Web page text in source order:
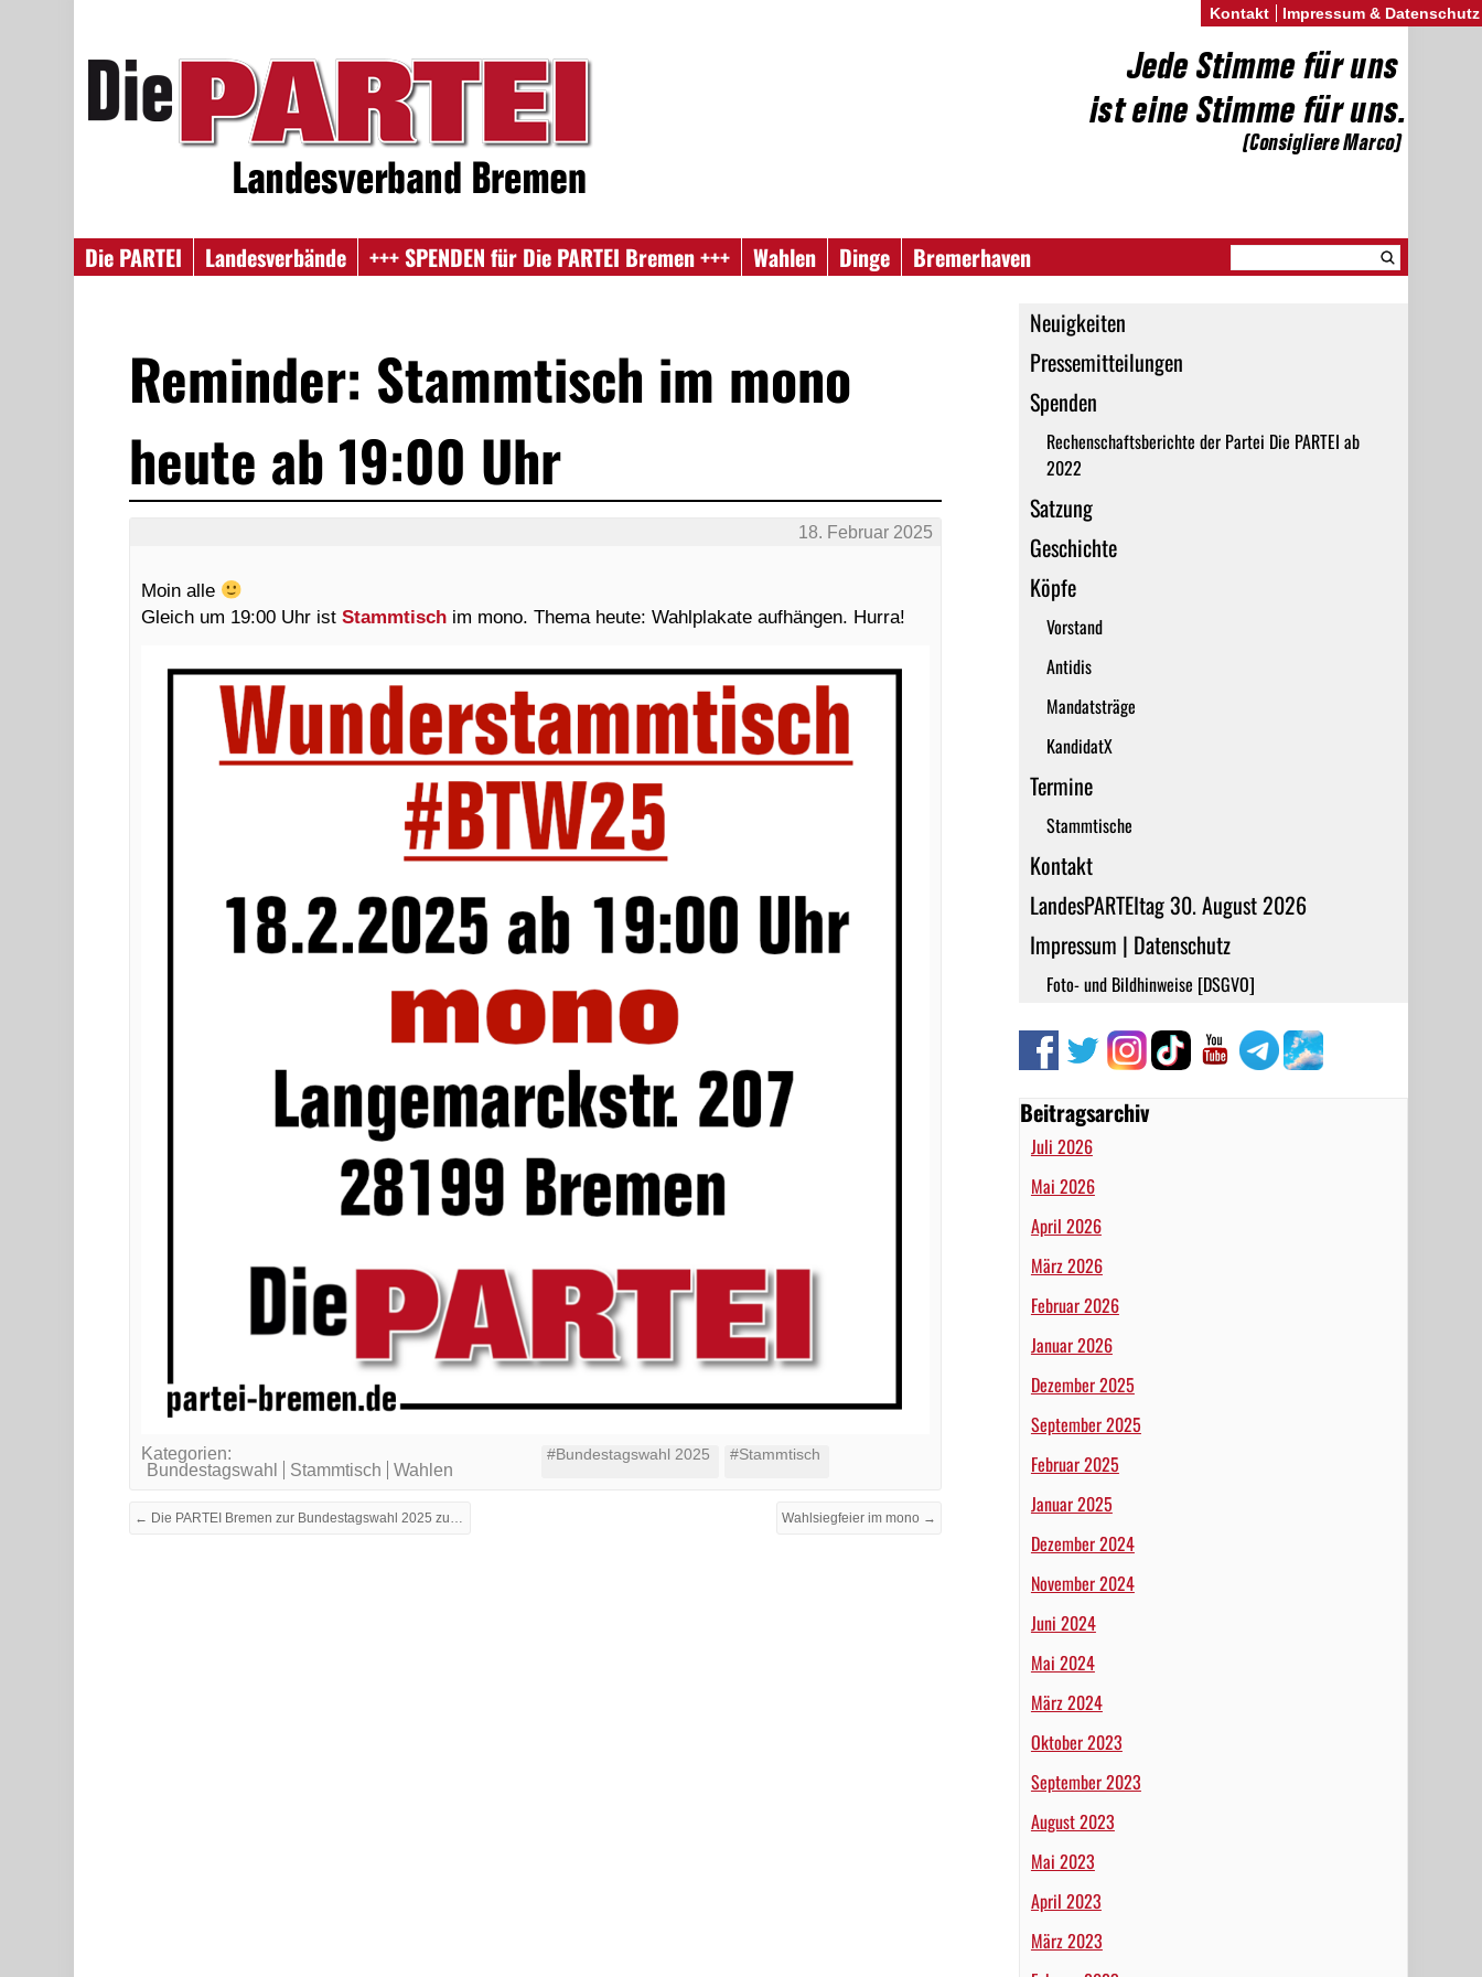
Die PARTEI Landesverbände +++ SPENDEN für Die PARTEI Bremen +++ Wahlen Dinge
Bremerhaven
Neuigkeiten
Pressemitteilungen
Spenden
Rechenschaftsberichte der Partei Die PARTEI ab
2022
Satzung
Geschichte
Köpfe
Vorstand
Antidis
Mandatsträge
KandidatX
Termine
Stammtische
Kontakt
LandesPARTEItag 30. August 2026
Impressum | Datenschutz
Foto- und Bildhinweise [DSGVO]
Beitragsarchiv
Juli 2026
Mai 2026
April 2026
März 2026
Februar 2026
Januar 2026
Dezember 2025
September 2025
Februar 2025
Januar 2025
Dezember 2024
November 2024
Juni 2024
Mai 2024
März 2024
Oktober 2023
September 2023
August 2023
Mai 2023
April 2023
März 2023
Reminder: Stammtisch im mono
heute ab 19:00 Uhr
18. Februar 2025
Moin alle
Gleich um 19:00 Uhr istStammtisch im mono. Thema heute: Wahlplakate aufhängen. Hurra!
Kategorien:
Bundestagswahl
Stammtisch Wahlen
#Bundestagswahl 2025 #Stammtisch
← Die PARTEI Bremen zur Bundestagswahl 2025 zugelassen Wahlsiegfeier im mono →
Kontakt Impressum & Datenschutz